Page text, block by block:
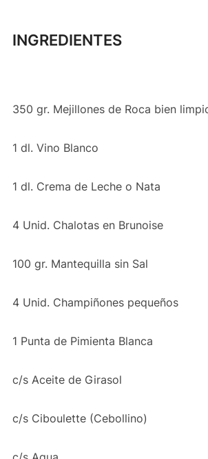
INGREDIENTES
350 gr. Mejillones de Roca bien
1 dl. Vino Blanco
1 dl. Crema de Leche o Nata
4 Unid. Chalotas en Brunoise
100 gr. Mantequilla sin Sal
4 Unid. Champiñones pequeños
1 Punta de Pimienta Blanca
c/s Aceite de Girasol
c/s Ciboulette (Cebollino)